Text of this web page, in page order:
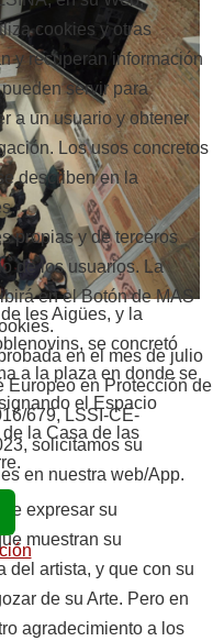
les Aigües, y la
se concretó
a la plaza en donde se
el Espacio
la Casa de las
expresar su
muestran su
del artista, y que con su
de su Arte. Pero en
agradecimiento a los
cookies y otras
y recuperan información
servir para
a un usuario y obtener
Los usos concretos
describen en la
propias y de terceros
de los usuarios. La
en el Botón de MAS
en el mes de julio
Europeo en Protección de
679, LSSI-CE-
solicitamos su
en nuestra web/App.